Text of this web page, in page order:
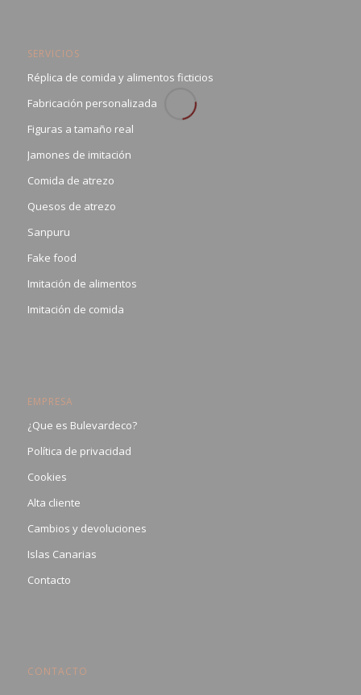
SERVICIOS
Réplica de comida y alimentos ficticios
Fabricación personalizada
Figuras a tamaño real
Jamones de imitación
Comida de atrezo
Quesos de atrezo
Sanpuru
Fake food
Imitación de alimentos
Imitación de comida
EMPRESA
¿Que es Bulevardeco?
Política de privacidad
Cookies
Alta cliente
Cambios y devoluciones
Islas Canarias
Contacto
CONTACTO